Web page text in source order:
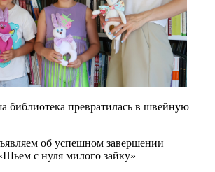
библиотека превратилась в швейную
об успешном завершении
с нуля милого зайку»